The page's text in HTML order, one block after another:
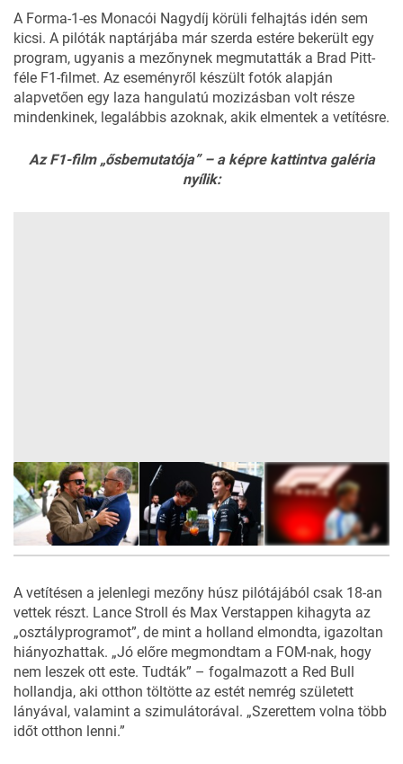
A Forma-1-es Monacói Nagydíj körüli felhajtás idén sem
kicsi. A pilóták naptárjába már szerda estére bekerült egy
program, ugyanis a mezőnynek megmutatták a Brad Pitt-
féle F1-filmet. Az eseményről készült fotók alapján
alapvetően egy laza hangulatú mozizásban volt része
mindenkinek, legalábbis azoknak, akik elmentek a vetítésre.
Az F1-film „ősbemutatója” – a képre kattintva galéria
nyílik:
A vetítésen a jelenlegi mezőny húsz pilótájából csak 18-an
vettek részt. Lance Stroll és Max Verstappen kihagyta az
„osztályprogramot”, de mint a holland elmondta, igazoltan
hiányozhattak. „Jó előre megmondtam a FOM-nak, hogy
nem leszek ott este. Tudták” – fogalmazott a Red Bull
hollandja, aki otthon töltötte az estét nemrég született
lányával, valamint a szimulátorával. „Szerettem volna több
időt otthon lenni.”